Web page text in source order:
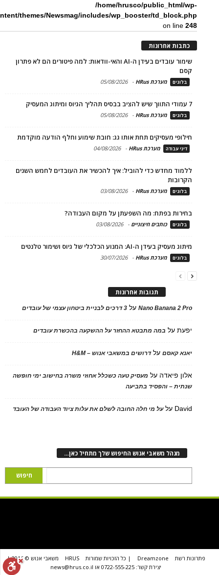
/home/hrusco/public_html/wp-
themes/Newsmag/includes/wp_booster/td_block.php
on line248
כתבות אחרונות
שימור עובדים בעידן ה-AI והאי-וודאות: למה פיטורים הם לא פתרון
קסם
בלוגים מערכת HRus -
05/08/2026
7 עמודי התווך שיש להציב בבסיס תהליך הגיוס ומיתוג המעסיק
בלוגים מערכת HRus -
05/08/2026
חילופי מעסיקים תחת אותו גג: חובת שימוע וחלף הודעה מוקדמת
דיני עבודה מערכת HRus -
04/08/2026
ללמוד מחדש כדי להוביל: איך להכשיר את העובדים לחמש השנים
הקרובות
בלוגים מערכת HRus -
03/08/2026
בחירות בפתח: מה השפעתן על מקום העבודה?
בלוגים כותבים חיצוניים -
03/08/2026
מיתוג מעסיק בעידן ה-AI: המנוע הכלכלי של גיוס ושימור טלנטים
בלוגים מערכת HRus -
30/07/2026
תגובות אחרונות
Nano Banana 2 Proעל 3 דרכים לבניית ביטחון עצמי של עובדים
יפעתעל במה מתבטא ההחזר על ההשקעה בהכשרת עובדים
יאנא קאסםעלדרושים במשאבי אנוש – H&M
אלון פיאדה על מעסיק טעה כשכלל אחוזי משרה בחישוב ימי חופשה
שנתית – והפסיד בתביעה
David עלעל מי חלה החובה לשלם את עלות ציוד העבודה של העובד
מנהל משאבי אנוש החיפוש שלך מתחיל כאן…
פתרונות רשת Dreamzone | כל הזכויות שמורות HRUS
משאבי אנוש © 2016 |
יצירת קשר: 0722-555-225 או news@hrus.co.il